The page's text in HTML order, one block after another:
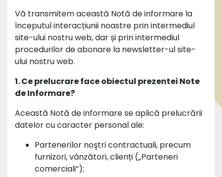
Vă transmitem această Notă de informare la
începutul interacțiunii noastre prin intermediul
site-ului nostru web, dar și prin intermediul
procedurilor de abonare la newsletter-ul site-
ului nostru web.
1. Ce prelucrare face obiectul prezentei Note
de Informare?
Această Notă de informare se aplică prelucrării
datelor cu caracter personal ale:
Partenerilor noştri contractuali, precum
furnizori, vânzători, clienți („Parteneri
comerciali”);